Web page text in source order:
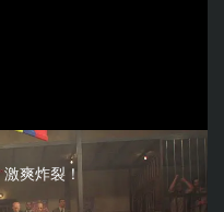
爽炸裂！